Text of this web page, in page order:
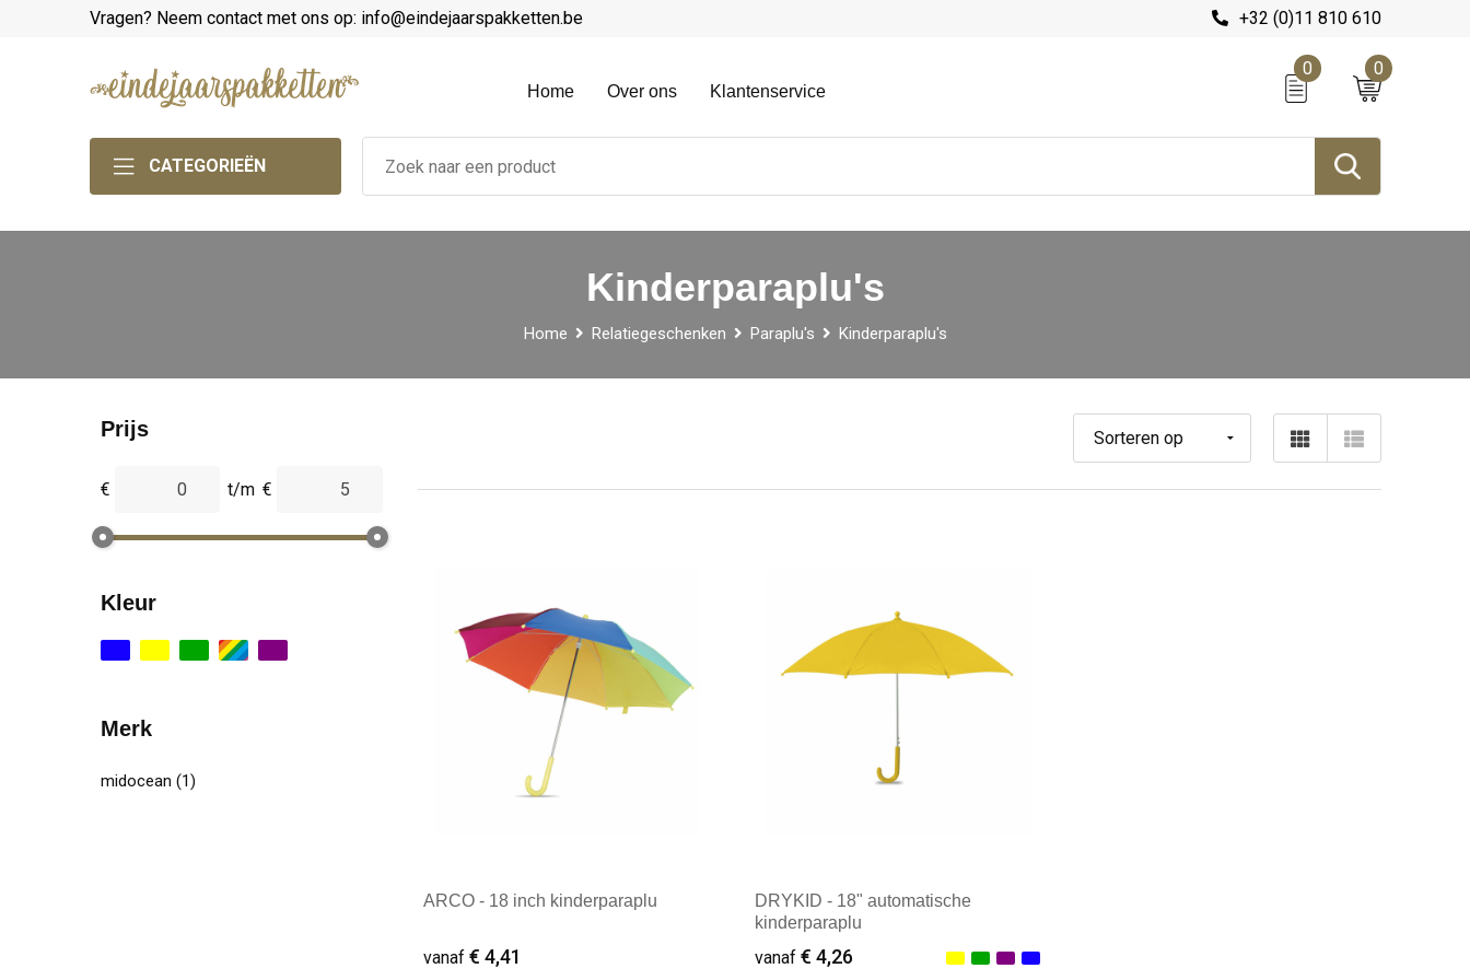
Vragen? Neem contact met ons op: info@eindejaarspakketten.be +32 (0)11 810 610
Home Over ons Klantenservice
0 0
CATEGORIEËN
Kinderparaplu's
Home Relatiegeschenken Paraplu's Kinderparaplu's
Prijs
€ t/m €
Kleur
Merk
midocean (1)
ARCO - 18 inch kinderparaplu
vanaf € 4,41
DRYKID - 18" automatische
kinderparaplu
vanaf€ 4,26